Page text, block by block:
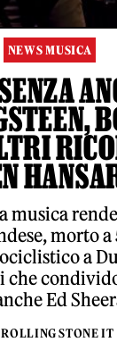
NEWS MUSICA
musica
morto
a
Ed
STONE IT